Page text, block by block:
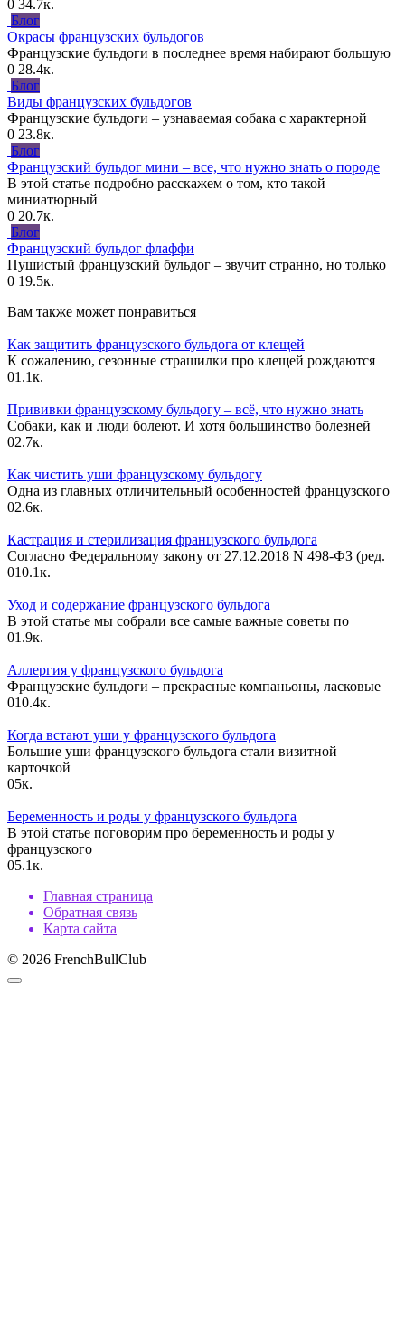
0 34.7к.
Блог
Окрасы французских бульдогов
Французские бульдоги в последнее время набирают большую
0 28.4к.
Блог
Виды французских бульдогов
Французские бульдоги – узнаваемая собака с характерной
0 23.8к.
Блог
Французский бульдог мини – все, что нужно знать о породе
В этой статье подробно расскажем о том, кто такой
миниатюрный
0 20.7к.
Блог
Французский бульдог флаффи
Пушистый французский бульдог – звучит странно, но только
0 19.5к.
Вам также может понравиться
Как защитить французского бульдога от клещей
К сожалению, сезонные страшилки про клещей рождаются
01.1к.
Прививки французскому бульдогу – всё, что нужно знать
Собаки, как и люди болеют. И хотя большинство болезней
02.7к.
Как чистить уши французскому бульдогу
Одна из главных отличительный особенностей французского
02.6к.
Кастрация и стерилизация французского бульдога
Согласно Федеральному закону от 27.12.2018 N 498-ФЗ (ред.
010.1к.
Уход и содержание французского бульдога
В этой статье мы собрали все самые важные советы по
01.9к.
Аллергия у французского бульдога
Французские бульдоги – прекрасные компаньоны, ласковые
010.4к.
Когда встают уши у французского бульдога
Большие уши французского бульдога стали визитной
карточкой
05к.
Беременность и роды у французского бульдога
В этой статье поговорим про беременность и роды у
французского
05.1к.
Главная страница
Обратная связь
Карта сайта
© 2026 FrenchBullClub